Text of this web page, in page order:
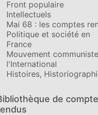
Front populaire
Intellectuels
Mai 68 : les comptes
Politique et société en
France
Mouvement
l'International
Histoires,
de